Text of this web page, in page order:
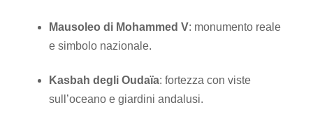
Mausoleo di Mohammed V: monumento reale
e simbolo nazionale.
Kasbah degli Oudaïa: fortezza con viste
sull’oceano e giardini andalusi.